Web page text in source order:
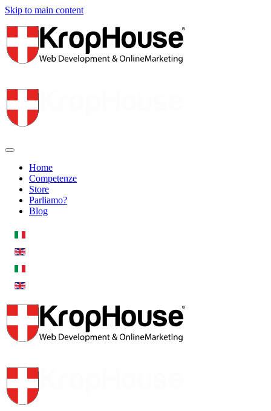
Skip to main content
Home
Competenze
Store
Parliamo?
Blog